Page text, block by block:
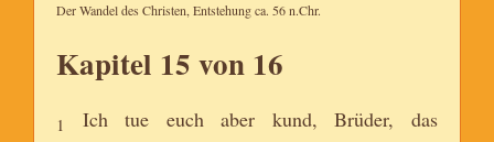
Der Wandel des Christen, Entstehung ca. 56 n.Chr.
Kapitel 15 von 16
1
Ich tue euch aber kund, Brüder, das